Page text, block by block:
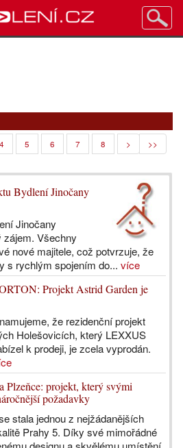
4 5 6 7 8 > >>
Bydlení Jinočany
Jinočany
zájem. Všechny
nové majitele, což potvrzuje, že
s rychlým spojením do... více
Projekt Astrid Garden je
že rezidenční projekt
Holešovicích, který LEXXUS
k prodeji, je zcela vyprodán.
Plzeňce: projekt, který svými
požadavky
stala jednou z nejžádanějších
Prahy 5. Díky své mimořádné